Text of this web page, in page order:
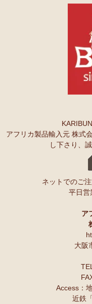
荷！～アフリカの色×こさ
カンガ～アフリ
マサイシュカ ア
マサイ民族のマント 軽
スクエアトート
◇ハイクオリティ◇で仕
10/20：ミニころりんハ
ンゲ◇ハイクオリティ◇
長財布L字ファス
ハイクオリティ◇で仕立
天然石ソープス
アフリカンキー
リカ雑貨コーナー新入荷
ティンガティン
10/10：ティンガティン
名ごとに2つのカテゴリ
また、バラカさんのイベ
Ｓさまより あったか
どれも素敵な柄で迷いま
ントも考えているので、
上高地の山に行ったとき
ーと思ってネックウォー
Ｏさまより ザンジバ
実は、昨年4月にイベント
年明けから使い始め、こ
せていただきました。
友人にもプレゼントした
スパイスが持つ可能性も
Ｓさまより カシュー
こんにちは。昨夜コーヒ
でカリカリとしてロース
夫も私もナッツ類が大好
Ｏさまより キテンゲ
生地が薄く涼しい。動き
アフリカ製品輸入元 株式
し下さり、
ネットでのご
平日
ア
大阪
Access：
近鉄